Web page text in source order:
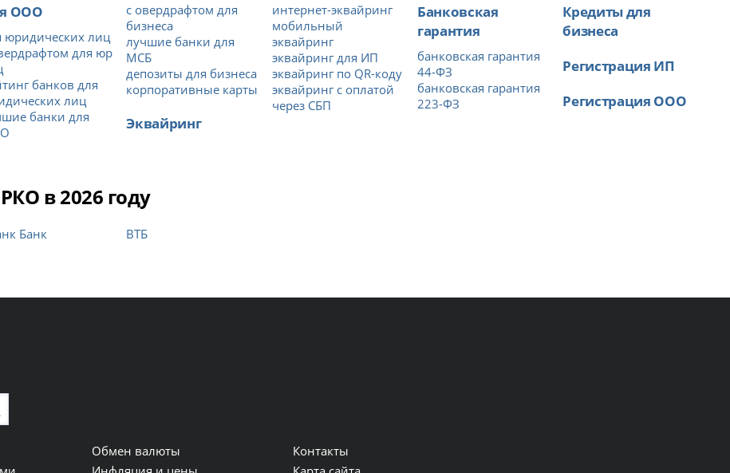
ООО
юридических лиц
для юр
банков для
лиц
банки для
с овердрафтом для
бизнеса
лучшие банки для
МСБ
депозиты для бизнеса
корпоративные карты
Эквайринг
интернет-эквайринг
мобильный
эквайринг
эквайринг для ИП
эквайринг по QR-коду
эквайринг с оплатой
через СБП
Банковская
гарантия
банковская гарантия
44-ФЗ
банковская гарантия
223-ФЗ
Кредиты для
бизнеса
Регистрация ИП
Регистрация ООО
в 2026 году
Банк ВТБ
Обмен валюты
Контакты